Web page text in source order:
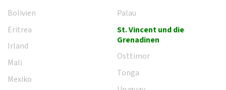
Bolivien
Eritrea
Irland
Mali
Mexiko
Palau
St. Vincent und die
Grenadinen
Osttimor
Tonga